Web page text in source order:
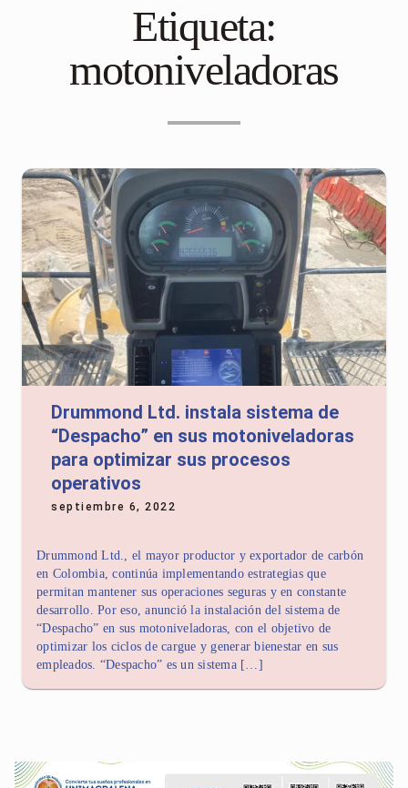
Etiqueta:
motoniveladoras
Drummond Ltd. instala sistema de
“Despacho” en sus motoniveladoras
para optimizar sus procesos
operativos
septiembre 6, 2022
Drummond Ltd., el mayor productor y exportador de carbón
en Colombia, continúa implementando estrategias que
permitan mantener sus operaciones seguras y en constante
desarrollo. Por eso, anunció la instalación del sistema de
“Despacho” en sus motoniveladoras, con el objetivo de
optimizar los ciclos de cargue y generar bienestar en sus
empleados. “Despacho” es un sistema […]